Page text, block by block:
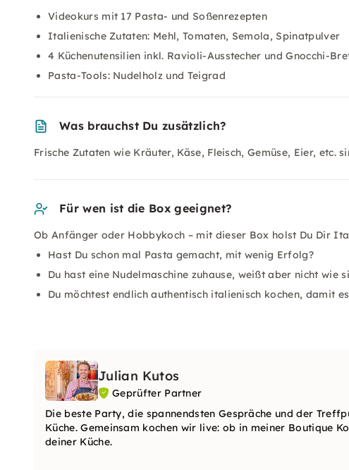
Videokurs mit 17 Pasta- und Soßenrezepten
Italienische Zutaten: Mehl, Tomaten, Semola, Spinatpulver
4 Küchenutensilien inkl. Ravioli-Ausstecher und Gnocchi-
Pasta-Tools: Nudelholz und Teigrad
Was brauchst Du zusätzlich?
Frische Zutaten wie Kräuter, Käse, Fleisch, Gemüse, Eier, etc.
Für wen ist die Box geeignet?
Ob Anfänger oder Hobbykoch – mit dieser Box holst Du Dir
Hast Du schon mal Pasta gemacht, mit wenig Erfolg?
Du hast eine Nudelmaschine zuhause, weißt aber nicht wie
Du möchtest endlich authentisch italienisch kochen, damit
Julian Kutos
Geprüfter Partner
Die beste Party, die spannendsten Gespräche und der
Küche. Gemeinsam kochen wir live: ob in meiner Boutique
deiner Küche.